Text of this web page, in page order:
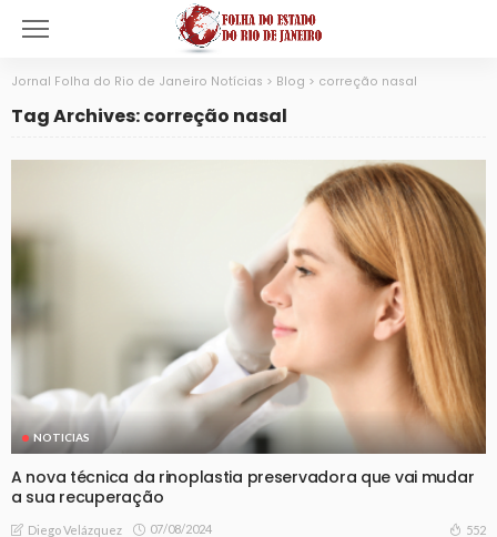
Jornal Folha do Rio de Janeiro Notícias > Blog > correção nasal
Tag Archives: correção nasal
NOTICIAS
A nova técnica da rinoplastia preservadora que vai mudar
a sua recuperação
Diego Velázquez 07/08/2024 552